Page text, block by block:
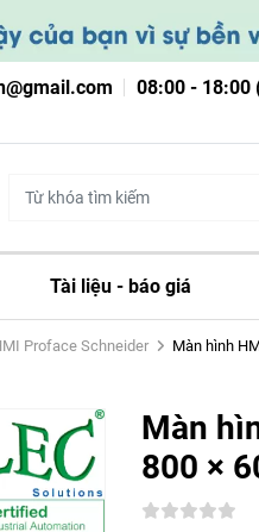
08:00 - 18:00
Tài liệu - báo giá
Proface Schneider Màn hình
Màn
800 ×